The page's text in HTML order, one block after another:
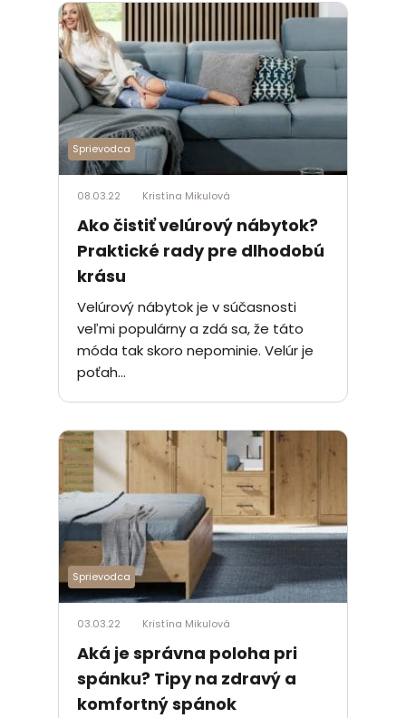
Sprievodca
08.03.22 Kristína Mikulová
Ako čistiť velúrový nábytok?
Praktické rady pre dlhodobú
krásu
Velúrový nábytok je v súčasnosti
veľmi populárny a zdá sa, že táto
móda tak skoro nepominie. Velúr je
poťah...
Sprievodca
03.03.22 Kristína Mikulová
Aká je správna poloha pri
spánku? Tipy na zdravý a
komfortný spánok